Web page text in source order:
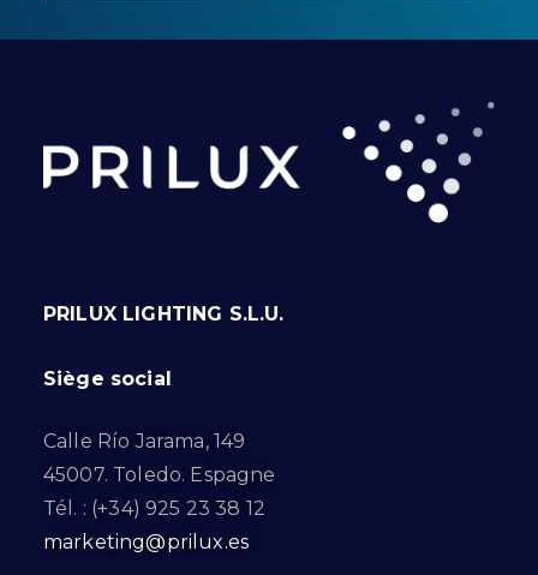
PRILUX LIGHTING S.L.U.
Siège social
Calle Río Jarama, 149
45007. Toledo. Espagne
Tél. : (+34) 925 23 38 12
marketing@prilux.es